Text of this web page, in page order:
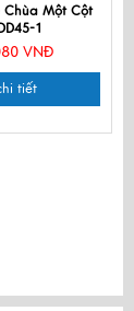
Chùa Một Cột
1
VNĐ
tiết